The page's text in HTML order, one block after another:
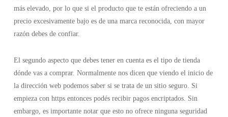
más elevado, por lo que si el producto que te están ofreciendo a un
precio excesivamente bajo es de una marca reconocida, con mayor
razón debes de confiar.
El segundo aspecto que debes tener en cuenta es el tipo de tienda
dónde vas a comprar. Normalmente nos dicen que viendo el inicio de
la dirección web podemos saber si se trata de un sitio seguro. Si
empieza con https entonces podés recibir pagos encriptados. Sin
embargo, es importante notar que esto no ofrece ninguna seguridad